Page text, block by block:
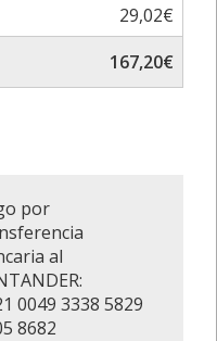
29,02€
167,20€
por
al
0049 3338 5829
8682